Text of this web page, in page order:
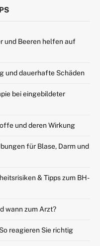
und Beeren helfen auf
und dauerhafte Schäden
bei eingebildeter
und deren Wirkung
für Blase, Darm und
& Tipps zum BH-
wann zum Arzt?
reagieren Sie richtig